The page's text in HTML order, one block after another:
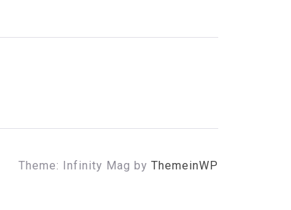
Theme: Infinity Mag by ThemeinWP